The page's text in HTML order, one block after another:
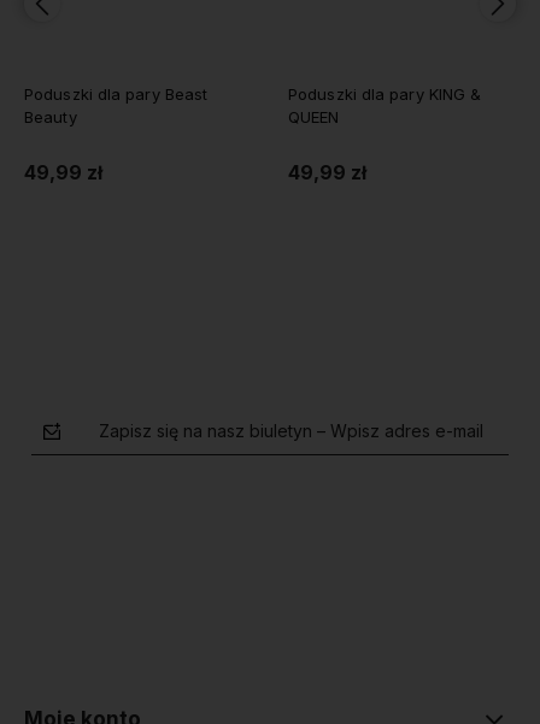
Poduszki dla pary Beast
Beauty
49,99 zł
Poduszki dla pary KING &
QUEEN
49,99 zł
Zapisz się na nasz biuletyn – Wpisz adres e-mail
Moje konto